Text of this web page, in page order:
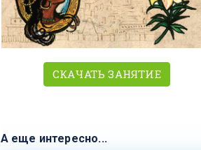
СКАЧАТЬ ЗАНЯТИЕ
А еще интересно...